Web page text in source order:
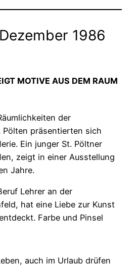
1986
MOTIVE AUS DEM RAUM
der
präsentierten sich
Ein junger St. Pöltner
zeigt in einer Ausstellung
Jahre.
Lehrer an der
hat eine Liebe zur Kunst
Farbe und Pinsel
auch im Urlaub drüfen